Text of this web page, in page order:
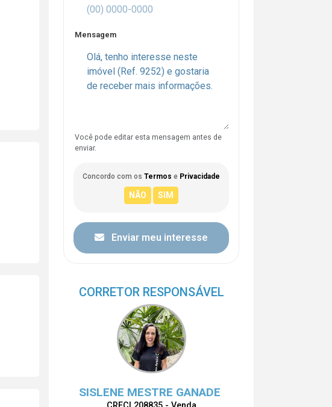
Mensagem
Você pode editar esta mensagem antes de
enviar.
Concordo com os Termos e Privacidade
Enviar meu interesse
CORRETOR RESPONSÁVEL
SISLENE MESTRE GANADE